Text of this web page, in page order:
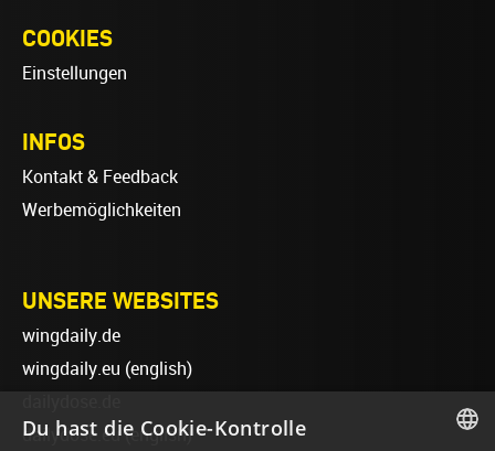
COOKIES
Einstellungen
INFOS
Kontakt & Feedback
Werbemöglichkeiten
UNSERE WEBSITES
wingdaily.de
wingdaily.eu (english)
dailydose.eu(english)
Du hast die Cookie-Kontrolle